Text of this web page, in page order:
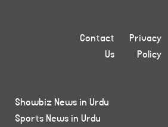
Privacy
Policy
Contact
Us
Showbiz News in Urdu
Sports News in Urdu